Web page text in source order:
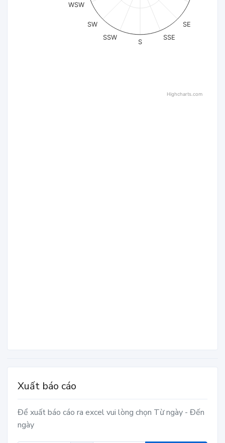
SE
SSE
S
SSW
SW
WSW
Highcharts.com
Xuất báo cáo
Để xuất báo cáo ra excel vui lòng chọn Từ ngày - Đến
ngày